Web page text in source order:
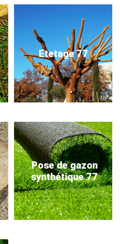
Etetage 77
Pose de gazon
synthétique 77